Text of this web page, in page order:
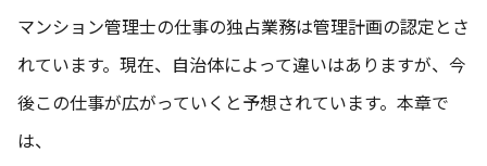
マンション管理士の仕事の独占業務は管理計画の認定とさ
れています。現在、自治体によって違いはありますが、今
後この仕事が広がっていくと予想されています。本章で
は、